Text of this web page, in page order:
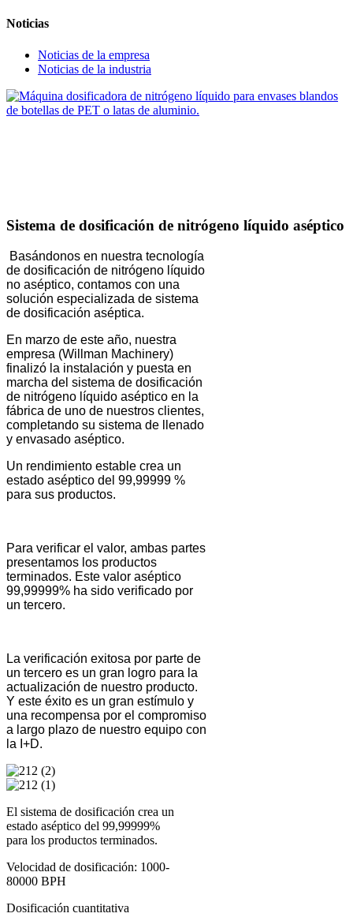
Noticias
Noticias de la empresa
Noticias de la industria
Sistema de dosificación de nitrógeno líquido aséptico
Basándonos en nuestra tecnología
de dosificación de nitrógeno líquido
no aséptico, contamos con una
solución especializada de sistema
de dosificación aséptica.
En marzo de este año, nuestra
empresa (Willman Machinery)
finalizó la instalación y puesta en
marcha del sistema de dosificación
de nitrógeno líquido aséptico en la
fábrica de uno de nuestros clientes,
completando su sistema de llenado
y envasado aséptico.
Un rendimiento estable crea un
estado aséptico del 99,99999 %
para sus productos.
Para verificar el valor, ambas partes
presentamos los productos
terminados. Este valor aséptico
99,99999% ha sido verificado por
un tercero.
La verificación exitosa por parte de
un tercero es un gran logro para la
actualización de nuestro producto.
Y este éxito es un gran estímulo y
una recompensa por el compromiso
a largo plazo de nuestro equipo con
la I+D.
El sistema de dosificación crea un
estado aséptico del 99,99999%
para los productos terminados.
Velocidad de dosificación: 1000-
80000 BPH
Dosificación cuantitativa